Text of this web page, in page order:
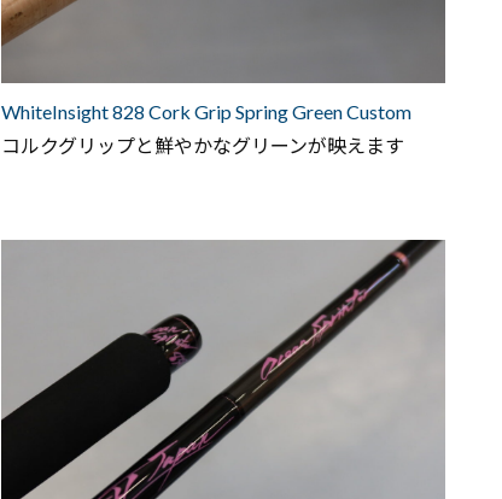
WhiteInsight 828 Cork Grip Spring Green Custom
コルクグリップと鮮やかなグリーンが映えます